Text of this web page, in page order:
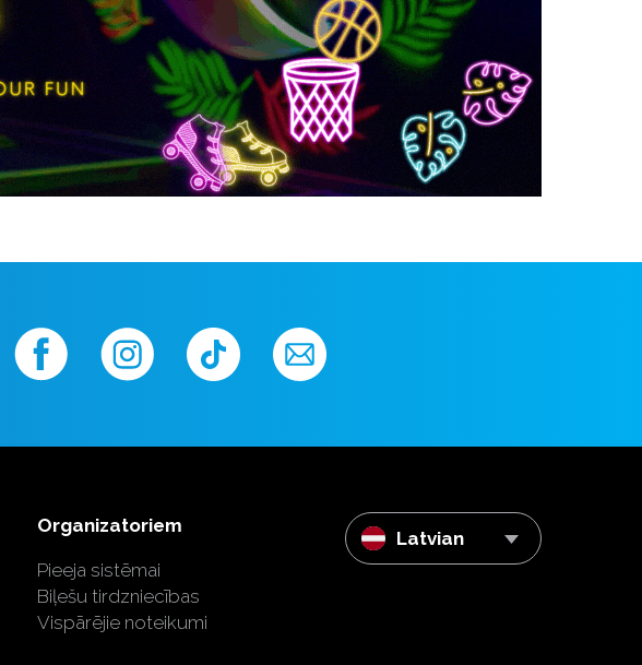
Organizatoriem
Pieeja sistēmai
Biļešu tirdzniecības
Vispārējie noteikumi
Latvian